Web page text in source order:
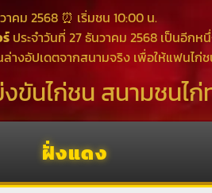
าคม 2568 ⏰ เริ่มชน 10:00 น.
ประจำวันที่ 27 ธันวาคม 2568 เป็นอี
งอัปเดตจากสนามจริง เพื่อให้แฟนไก่
ขันไก่ชน สนามชนไ
ฝั่งแดง